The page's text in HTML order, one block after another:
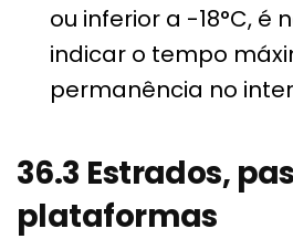
ou inferior a -18°C, é
indicar o tempo
permanência no
36.3 Estrados,
plataformas